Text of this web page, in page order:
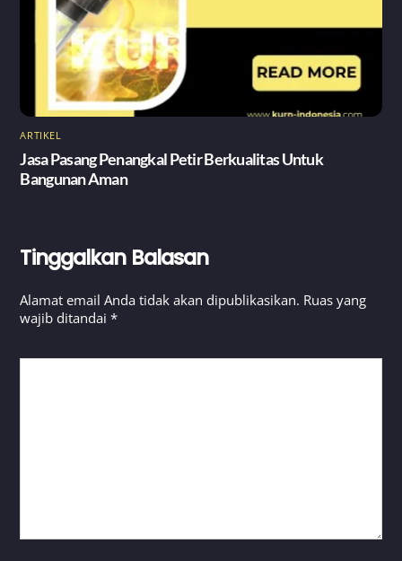
ARTIKEL
Jasa Pasang Penangkal Petir Berkualitas Untuk
Bangunan Aman
Tinggalkan Balasan
Alamat email Anda tidak akan dipublikasikan. Ruas yang
wajib ditandai*